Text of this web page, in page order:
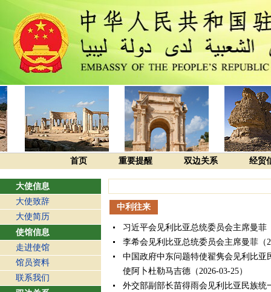
首页 重要提醒 双边关系 经贸
大使信息
大使致辞
大使简历
使馆信息
走进使馆
馆员资料
联系我们
中利往来
习近平会见利比亚总统委员会主席曼菲
李希会见利比亚总统委员会主席曼菲
中国政府中东问题特使翟隽会见利比亚
使阿卜杜勒马吉德 （2026-03-25）
外交部副部长苗得雨会见利比亚民族统